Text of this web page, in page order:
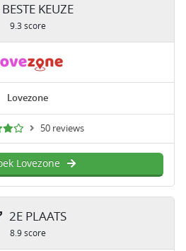
BESTE KEUZE
9.3 score
Lovezone
50 reviews
Lovezone
2E PLAATS
8.9 score